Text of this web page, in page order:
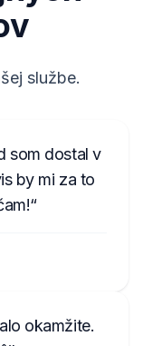
službe.
som dostal v
by mi za to
okamžite.